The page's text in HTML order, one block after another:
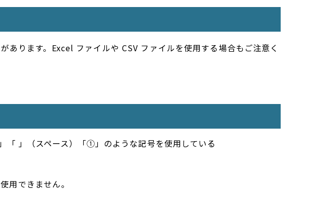
ります。Excel ファイルや CSV ファイルを使用する場合もご注意く
」（スペース）「①」のような記号を使用している
用できません。